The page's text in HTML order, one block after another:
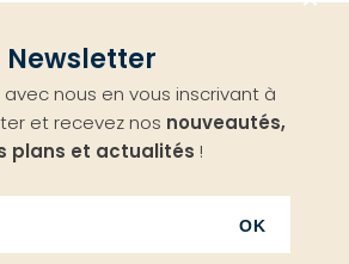
Newsletter
nous en vous inscrivant à
et recevez nos nouveautés,
plans et actualités !
OK